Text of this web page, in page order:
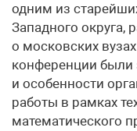
одним из
Западного округа,
о московских
конференции были
и особенности
работы в рамках
математического